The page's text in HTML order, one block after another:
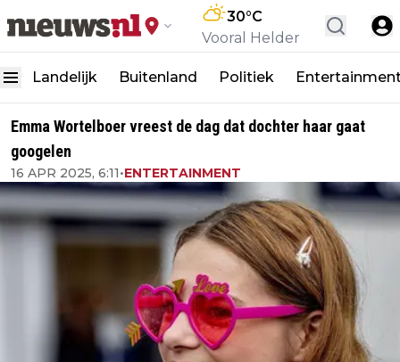
30°C
Vooral Helder
Landelijk Buitenland Politiek
Emma Wortelboer vreest de dag dat dochter haar gaat
googelen
16 APR 2025, 6:11•ENTERTAINMENT